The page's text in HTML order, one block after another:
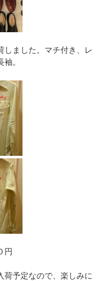
しました。マチ付き、レ
。
円
荷予定なので、楽しみに